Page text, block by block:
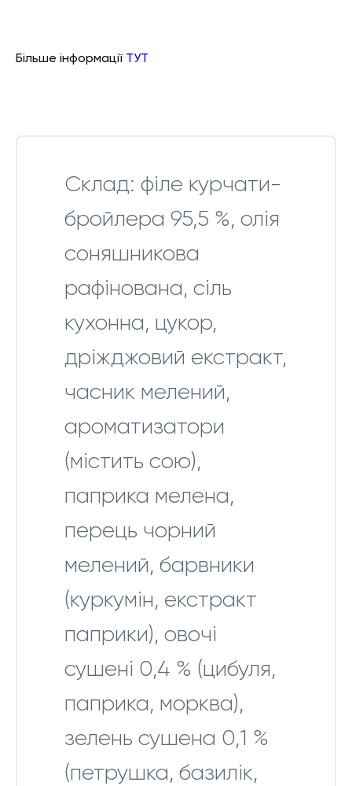
Більше інформації ТУТ
Склад: філе курчати-
бройлера 95,5 %, олія
соняшникова
рафінована, сіль
кухонна, цукор,
дріжджовий екстракт,
часник мелений,
ароматизатори
(містить сою),
паприка мелена,
перець чорний
мелений, барвники
(куркумін, екстракт
паприки), овочі
сушені 0,4 % (цибуля,
паприка, морква),
зелень сушена 0,1 %
(петрушка, базилік,